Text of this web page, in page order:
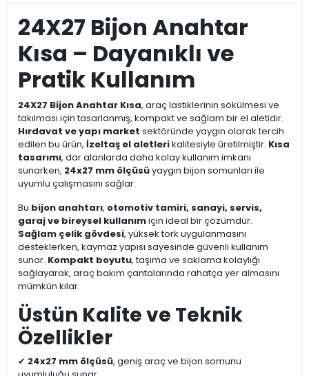
24X27 Bijon Anahtar
Kısa – Dayanıklı ve
Pratik Kullanım
24X27 Bijon Anahtar Kısa, araç lastiklerinin sökülmesi ve
takılması için tasarlanmış, kompakt ve sağlam bir el aletidir.
Hırdavat ve yapı market sektöründe yaygın olarak tercih
edilen bu ürün, İzeltaş el aletlerikalitesiyle üretilmiştir. Kısa
tasarımı, dar alanlarda daha kolay kullanım imkanı
sunarken, 24x27 mm ölçüsüyaygın bijon somunları ile
uyumlu çalışmasını sağlar.
Bu bijon anahtarı, otomotiv tamiri, sanayi, servis,
garaj ve bireysel kullanımiçin ideal bir çözümdür.
Sağlam çelik gövdesi, yüksek tork uygulanmasını
desteklerken, kaymaz yapısı sayesinde güvenli kullanım
sunar. Kompakt boyutu, taşıma ve saklama kolaylığı
sağlayarak, araç bakım çantalarında rahatça yer almasını
mümkün kılar.
Üstün Kalite ve Teknik
Özellikler
✔ 24x27 mm ölçüsü, geniş araç ve bijon somunu